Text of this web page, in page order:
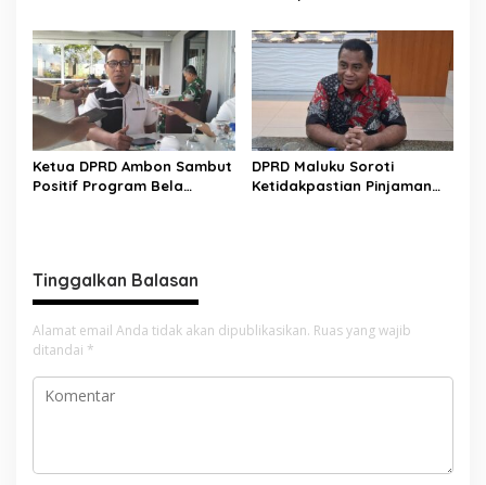
Pengangkatan
Pengangkatan Pejabat
Ketua DPRD Ambon Sambut
Positif Program Bela
DPRD Maluku Soroti
Ketidakpastian Pinjaman
Tinggalkan Balasan
Alamat email Anda tidak akan dipublikasikan. Ruas yang wajib
ditandai *